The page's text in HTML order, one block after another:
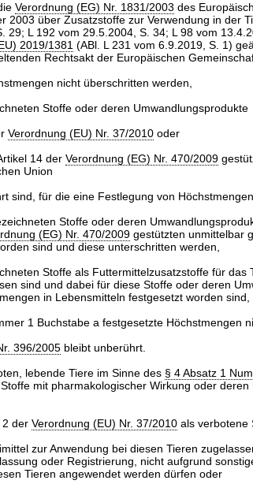
Verordnung (EG) Nr. 1831/2003 des
2003 über Zusatzstoffe zur Verwendung in der
29; L 192 vom 29.5.2004, S. 34; L 98 vom
2019/1381 (ABl. L 231 vom 6.9.2019, S. 1)
Rechtsakt der Europäischen
nicht überschritten werden,
Stoffe oder deren Umwandlungsprodukte
Verordnung (EU) Nr. 37/2010oder
14 der Verordnung (EG) Nr. 470/2009
Union
sind, für die eine Festlegung von
Stoffe oder deren
(EG) Nr. 470/2009gestützten unmittelbar
sind und diese unterschritten werden,
Stoffe als Futtermittelzusatzstoffe für das
sind und dabei für diese Stoffe oder deren
in Lebensmitteln festgesetzt worden sind,
1 Buchstabe a festgesetzte Höchstmengen
396/2005 bleibt unberührt.
lebende Tiere im Sinne des § 4 Absatz 1
mit pharmakologischer Wirkung oder
2 der Verordnung (EU) Nr. 37/2010als verbotene
zur Anwendung bei diesen Tieren
oder Registrierung, nicht aufgrund
Tieren angewendet werden dürfen oder